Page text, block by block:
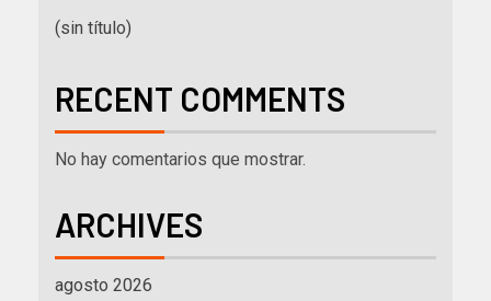
(sin título)
RECENT COMMENTS
No hay comentarios que mostrar.
ARCHIVES
agosto 2026